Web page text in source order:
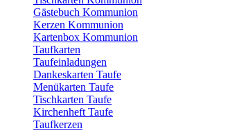
Gästebuch Kommunion
Kerzen Kommunion
Kartenbox Kommunion
Taufkarten
Taufeinladungen
Dankeskarten Taufe
Menükarten Taufe
Tischkarten Taufe
Kirchenheft Taufe
Taufkerzen